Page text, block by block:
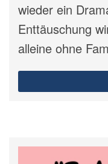
wieder ein
Enttäuschung
alleine ohne